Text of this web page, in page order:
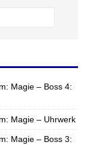
Magie – Boss 4:
Magie – Uhrwerk
Magie – Boss 3: